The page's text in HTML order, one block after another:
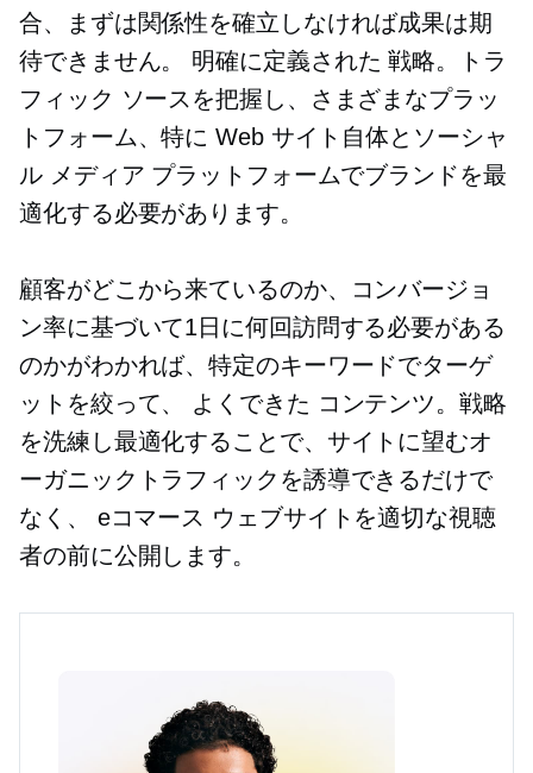
合、まずは関係性を確立しなければ成果は期
待できません。 明確に定義された 戦略。トラ
フィック ソースを把握し、さまざまなプラッ
トフォーム、特に Web サイト自体とソーシャ
ル メディア プラットフォームでブランドを最
適化する必要があります。
顧客がどこから来ているのか、コンバージョ
ン率に基づいて1日に何回訪問する必要がある
のか​​がわかれば、特定のキーワードでターゲ
ットを絞って、 よくできた コンテンツ。戦略
を洗練し最適化することで、サイトに望むオ
ーガニックトラフィックを誘導できるだけで
なく、 eコマース ウェブサイトを適切な視聴
者の前に公開します。